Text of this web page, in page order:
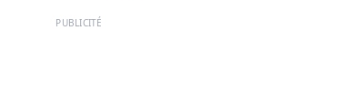
PUBLICITÉ